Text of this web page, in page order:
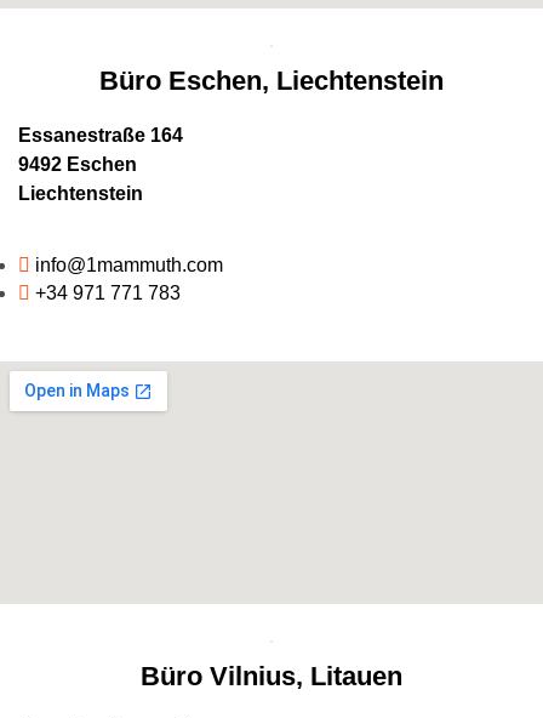
Büro Eschen, Liechtenstein
Essanestraße 164
9492 Eschen
Liechtenstein
info@1mammuth.com
+34 971 771 783
Büro Vilnius, Litauen